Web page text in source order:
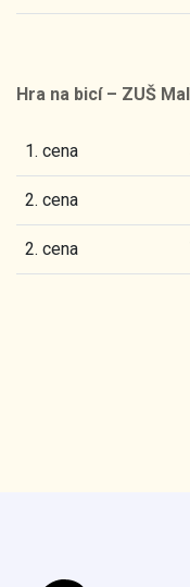
Hra na bicí – ZUŠ
1. cena
2. cena
2. cena